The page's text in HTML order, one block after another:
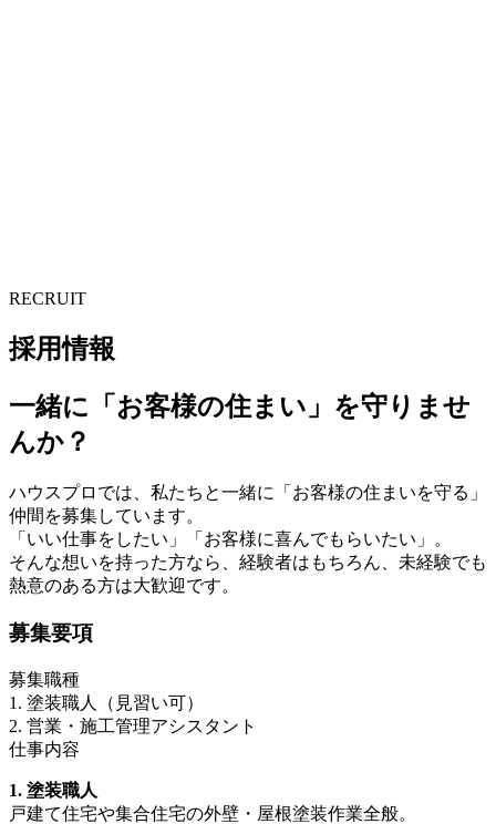
RECRUIT
採用情報
一緒に「お客様の住まい」を守りませ
んか？
ハウスプロでは、私たちと一緒に「お客様の住まいを守る」
仲間を募集しています。
「いい仕事をしたい」「お客様に喜んでもらいたい」。
そんな想いを持った方なら、経験者はもちろん、未経験でも
熱意のある方は大歓迎です。
募集要項
募集職種
1. 塗装職人（見習い可）
2. 営業・施工管理アシスタント
仕事内容
1. 塗装職人
戸建て住宅や集合住宅の外壁・屋根塗装作業全般。